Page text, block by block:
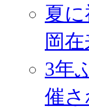
夏
岡
3年
催さ